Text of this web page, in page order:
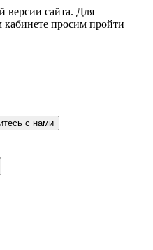
сайта. Для
просим пройти
с нами